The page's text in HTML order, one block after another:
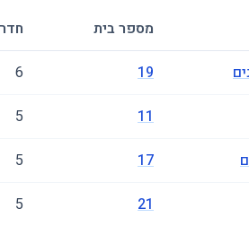
מספר בית
19
6
11
5
17
5
21
5